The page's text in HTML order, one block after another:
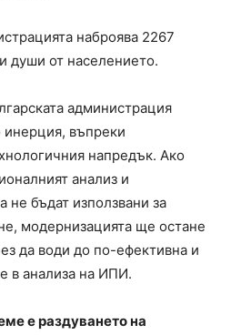
наброява 2267
души от населението.
администрация
въпреки
напредък. Ако
анализ и
не бъдат използвани за
модернизацията ще остане
да води до по-ефективна и
в анализа на ИПИ.
е раздуването на